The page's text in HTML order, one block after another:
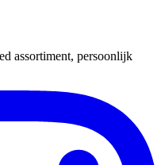
assortiment, persoonlijk